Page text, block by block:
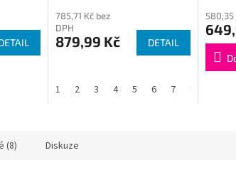
785,71 Kč bez
DPH
879,99 Kč DETAIL
1 2 3 4 5 6 7 8
580,35
(8) Diskuze